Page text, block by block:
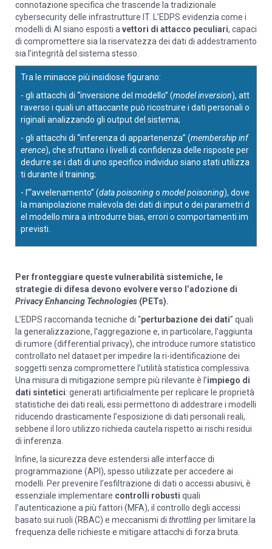
connotazione specifica che trascende la tradizionale
cybersecurity delle infrastrutture IT. L’EDPS evidenzia come i
modelli di AI siano esposti a vettori di attacco peculiari, capaci
di compromettere sia la riservatezza dei dati di addestramento
sia l’integrità del sistema stesso.
Tra le minacce più insidiose figurano:
- gli attacchi di “inversione del modello” (model inversion), att
raverso i quali un attaccante può ricostruire i dati personali o
riginali analizzando gli output del sistema;
- gli attacchi di “inferenza di appartenenza” (membership inf
erence), che sfruttano i livelli di confidenza delle risposte per
dedurre se i dati di uno specifico individuo siano stati utilizza
ti durante il training;
- l’“avvelenamento” (data poisoningo model poisoning), dove
la manipolazione malevola dei dati di input o dei parametri d
el modello mira a introdurre bias, errori o comportamenti im
previsti.
Per fronteggiare queste vulnerabilità sistemiche, le
strategie di difesa devono evolvere verso l’adozione di
Privacy Enhancing Technologies (PETs).
L’EDPS raccomanda tecniche di “perturbazione dei dati” quali
la generalizzazione, l’aggregazione e, in particolare, l’aggiunta
di rumore (differential privacy), che introduce rumore statistico
controllato nel dataset per impedire la ri-identificazione dei
soggetti senza compromettere l’utilità statistica complessiva.
Una misura di mitigazione sempre più rilevante è l’impiego di
dati sintetici: generati artificialmente per replicare le proprietà
statistiche dei dati reali, essi permettono di addestrare i modelli
riducendo drasticamente l’esposizione di dati personali reali,
sebbene il loro utilizzo richieda cautela rispetto ai rischi residui
di inferenza.
Infine, la sicurezza deve estendersi alle interfacce di
programmazione (API), spesso utilizzate per accedere ai
modelli. Per prevenire l’esfiltrazione di dati o accessi abusivi, è
essenziale implementare controlli robusti quali
l’autenticazione a più fattori (MFA), il controllo degli accessi
basato sui ruoli (RBAC) e meccanismi di throttlingper limitare la
frequenza delle richieste e mitigare attacchi di forza bruta.